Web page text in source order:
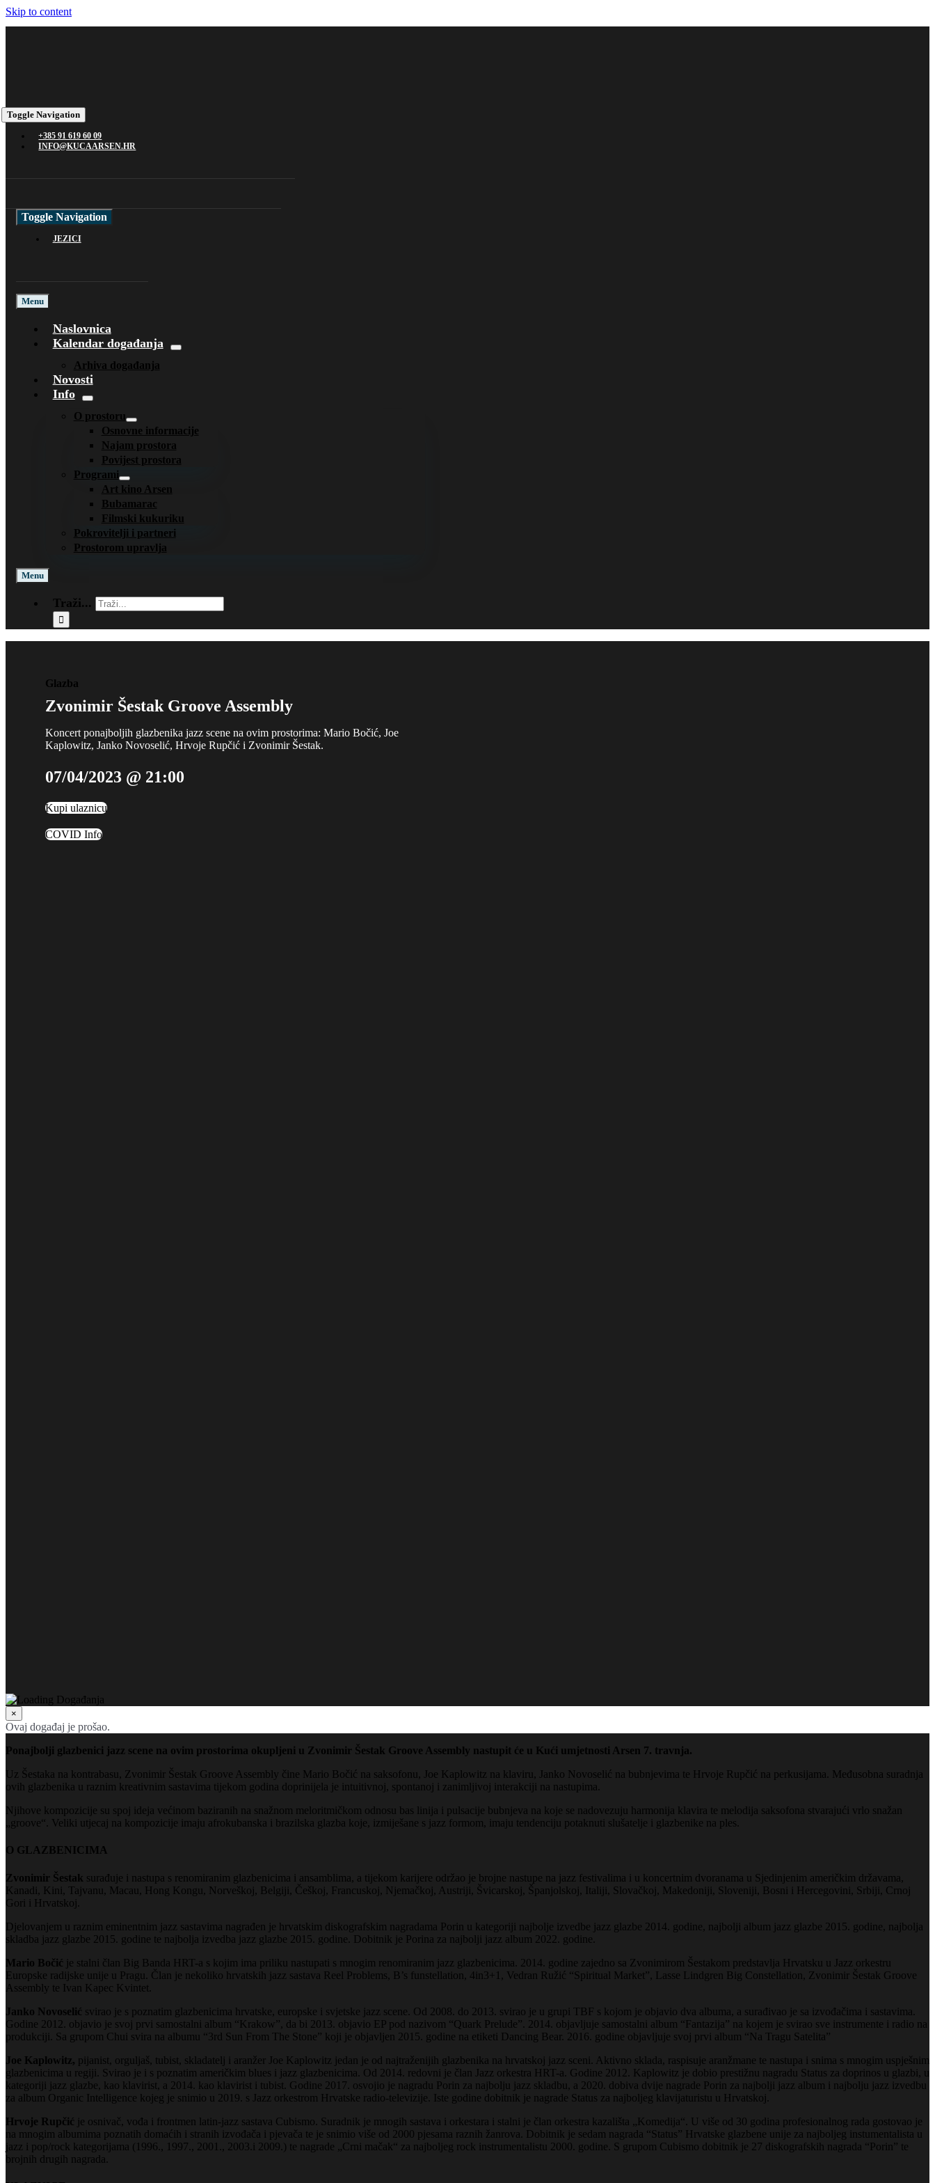
Skip to content
Toggle Navigation
+385 91 619 60 09
INFO@KUCAARSEN.HR
Toggle Navigation
JEZICI
Menu
Naslovnica
Kalendar događanja
Arhiva događanja
Novosti
Info
O prostoru
Osnovne informacije
Najam prostora
Povijest prostora
Programi
Art kino Arsen
Bubamarac
Filmski kukuriku
Pokrovitelji i partneri
Prostorom upravlja
Menu
Traži...
Glazba
Zvonimir Šestak Groove Assembly
Koncert ponajboljih glazbenika jazz scene na ovim prostorima: Mario Bočić, Joe
Kaplowitz, Janko Novoselić, Hrvoje Rupčić i Zvonimir Šestak.
07/04/2023 @ 21:00
Kupi ulaznicu
COVID Info
×
Ovaj događaj je prošao.
Ponajbolji glazbenici jazz scene na ovim prostorima okupljeni u Zvonimir Šestak Groove Assembly nastupit će u Kući umjetnosti Arsen 7. travnja.
Uz Šestaka na kontrabasu, Zvonimir Šestak Groove Assembly čine Mario Bočić na saksofonu, Joe Kaplowitz na klaviru, Janko Novoselić na bubnjevima te Hrvoje Rupčić na perkusijama. Međusobna suradnja
ovih glazbenika u raznim kreativnim sastavima tijekom godina doprinijela je intuitivnoj, spontanoj i zanimljivoj interakciji na nastupima.
Njihove kompozicije su spoj ideja većinom baziranih na snažnom meloritmičkom odnosu bas linija i pulsacije bubnjeva na koje se nadovezuju harmonija klavira te melodija saksofona stvarajući vrlo snažan
„groove“. Veliki utjecaj na kompozicije imaju afrokubanska i brazilska glazba koje, izmiješane s jazz formom, imaju tendenciju potaknuti slušatelje i glazbenike na ples.
O GLAZBENICIMA
Zvonimir Šestak surađuje i nastupa s renomiranim glazbenicima i ansamblima, a tijekom karijere održao je brojne nastupe na jazz festivalima i u koncertnim dvoranama u Sjedinjenim američkim državama,
Kanadi, Kini, Tajvanu, Macau, Hong Kongu, Norveškoj, Belgiji, Češkoj, Francuskoj, Njemačkoj, Austriji, Švicarskoj, Španjolskoj, Italiji, Slovačkoj, Makedoniji, Sloveniji, Bosni i Hercegovini, Srbiji, Crnoj
Gori i Hrvatskoj.
Djelovanjem u raznim eminentnim jazz sastavima nagrađen je hrvatskim diskografskim nagradama Porin u kategoriji najbolje izvedbe jazz glazbe 2014. godine, najbolji album jazz glazbe 2015. godine, najbolja
skladba jazz glazbe 2015. godine te najbolja izvedba jazz glazbe 2015. godine. Dobitnik je Porina za najbolji jazz album 2022. godine.
Mario Bočić je stalni član Big Banda HRT-a s kojim ima priliku nastupati s mnogim renomiranim jazz glazbenicima. 2014. godine zajedno sa Zvonimirom Šestakom predstavlja Hrvatsku u Jazz orkestru
Europske radijske unije u Pragu. Član je nekoliko hrvatskih jazz sastava Reel Problems, B’s funstellation, 4in3+1, Vedran Ružić “Spiritual Market”, Lasse Lindgren Big Constellation, Zvonimir Šestak Groove
Assembly te Ivan Kapec Kvintet.
Janko Novoselić svirao je s poznatim glazbenicima hrvatske, europske i svjetske jazz scene. Od 2008. do 2013. svirao je u grupi TBF s kojom je objavio dva albuma, a surađivao je sa izvođačima i sastavima.
Godine 2012. objavio je svoj prvi samostalni album “Krakow”, da bi 2013. objavio EP pod nazivom “Quark Prelude”. 2014. objavljuje samostalni album “Fantazija” na kojem je svirao sve instrumente i radio na
produkciji. Sa grupom Chui svira na albumu “3rd Sun From The Stone” koji je objavljen 2015. godine na etiketi Dancing Bear. 2016. godine objavljuje svoj prvi album “Na Tragu Satelita”
Joe Kaplowitz, pijanist, orguljaš, tubist, skladatelj i aranžer Joe Kaplowitz jedan je od najtraženijih glazbenika na hrvatskoj jazz sceni. Aktivno sklada, raspisuje aranžmane te nastupa i snima s mnogim uspješnim
glazbenicima u regiji. Svirao je i s poznatim američkim blues i jazz glazbenicima. Od 2014. redovni je član Jazz orkestra HRT-a. Godine 2012. Kaplowitz je dobio prestižnu nagradu Status za doprinos u glazbi, u
kategoriji jazz glazbe, kao klavirist, a 2014. kao klavirist i tubist. Godine 2017. osvojio je nagradu Porin za najbolju jazz skladbu, a 2020. dobiva dvije nagrade Porin za najbolji jazz album i najbolju jazz izvedbu
za album Organic Intelligence kojeg je snimio u 2019. s Jazz orkestrom Hrvatske radio-televizije. Iste godine dobitnik je nagrade Status za najboljeg klavijaturistu u Hrvatskoj.
Hrvoje Rupčić je osnivač, vođa i frontmen latin-jazz sastava Cubismo. Suradnik je mnogih sastava i orkestara i stalni je član orkestra kazališta „Komedija“. U više od 30 godina profesionalnog rada gostovao je
na mnogim albumima poznatih domaćih i stranih izvođača i pjevača te je snimio više od 2000 pjesama raznih žanrova. Dobitnik je sedam nagrada “Status” Hrvatske glazbene unije za najboljeg instumentalista u
jazz i pop/rock kategorijama (1996., 1997., 2001., 2003.i 2009.) te nagrade „Crni mačak“ za najboljeg rock instrumentalistu 2000. godine. S grupom Cubismo dobitnik je 27 diskografskih nagrada “Porin” te
brojnih drugih nagrada.